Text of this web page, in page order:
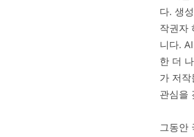
다. 생
작권자
니다.
한 더
가 저
관심을
그동안